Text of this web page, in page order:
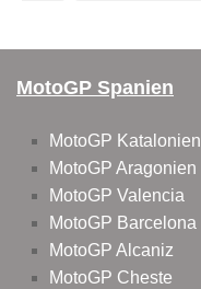
MotoGP Spanien
MotoGP Katalonien
MotoGP Aragonien
MotoGP Valencia
MotoGP Barcelona
MotoGP Alcaniz
MotoGP Cheste